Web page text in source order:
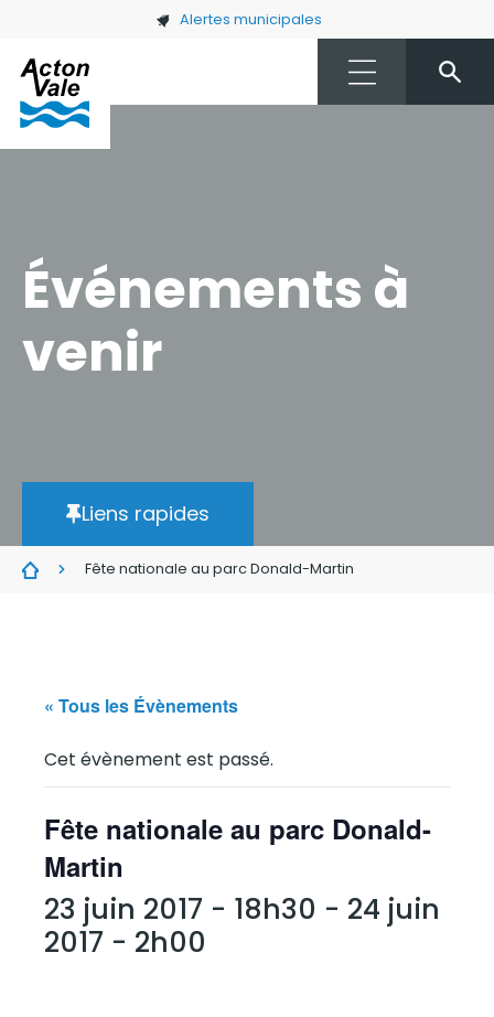
Skip to main content Alertes municipales
Événements à
venir
Liens rapides
Fête nationale au parc Donald-Martin
« Tous les Évènements
Cet évènement est passé.
Fête nationale au parc Donald-
Martin
23 juin 2017 - 18h30 - 24 juin
2017 - 2h00